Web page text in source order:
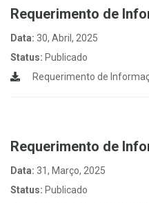
Requerimento de
Data: 30, Abril, 2025
Status: Publicado
Requerimento de
Requerimento de
Data: 31, Março, 2025
Status: Publicado